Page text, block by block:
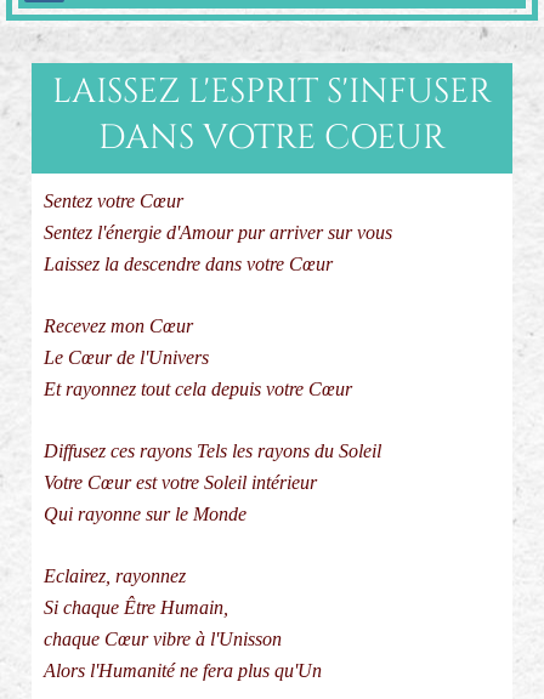
LAISSEZ L'ESPRIT S'INFUSER
DANS VOTRE COEUR
Sentez votre Cœur
Sentez l'énergie d'Amour pur arriver sur vous
Laissez la descendre dans votre Cœur
Recevez mon Cœur
Le Cœur de l'Univers
Et rayonnez tout cela depuis votre Cœur
Diffusez ces rayons Tels les rayons du Soleil
Votre Cœur est votre Soleil intérieur
Qui rayonne sur le Monde
Eclairez, rayonnez
Si chaque Être Humain,
chaque Cœur vibre à l'Unisson
Alors l'Humanité ne fera plus qu'Un